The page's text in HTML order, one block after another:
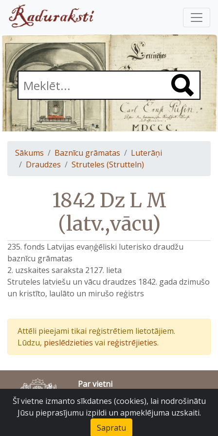
Sākums Baznīcu grāmatas
Luterāņi
Draudzes
Struteles (Strutteln)
1842 Dz L M
(latv.,vācu)
235. fonds Latvijas evaņģēliski luterisko draudžu
baznīcu grāmatas
2. uzskaites saraksta 2127. lieta
Struteles latviešu un vācu draudzes 1842. gada dzimušo
un kristīto, laulāto un mirušo reģistrs
Attēli pieejami tikai reģistrētiem lietotājiem.
Lūdzu, pieslēdzieties vai reģistrējieties.
Par vietni
Piekļūstamības paziņojums
© Latvijas Valsts vēstures arhīvs 2007-2026
Slokas iela 16, Rīga, LV – 1048
Šī vietne izmanto sīkdatnes (cookies), lai nodrošinātu
Jūsu pieprasījumu izpildi un apmeklējuma uzskaiti.
Sapratu